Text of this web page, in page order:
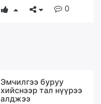
0
Эмчилгээ буруу
хийснээр тал нүүрээ
алджээ